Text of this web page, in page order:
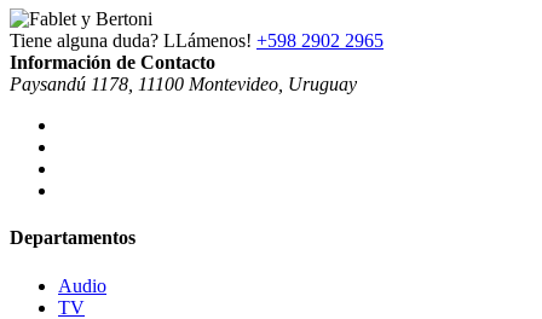
Tiene alguna duda? LLámenos! +598 2902 2965
Información de Contacto
Paysandú 1178, 11100 Montevideo, Uruguay
Departamentos
Audio
TV